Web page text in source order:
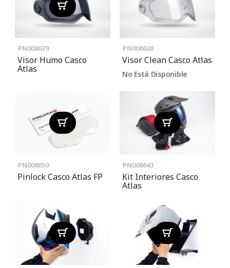
PN008639
Visor Humo Casco
Atlas
PN008638
Visor Clean Casco Atlas
No Está Disponible
PN008650
Pinlock Casco Atlas FP
PN008643
Kit Interiores Casco
Atlas